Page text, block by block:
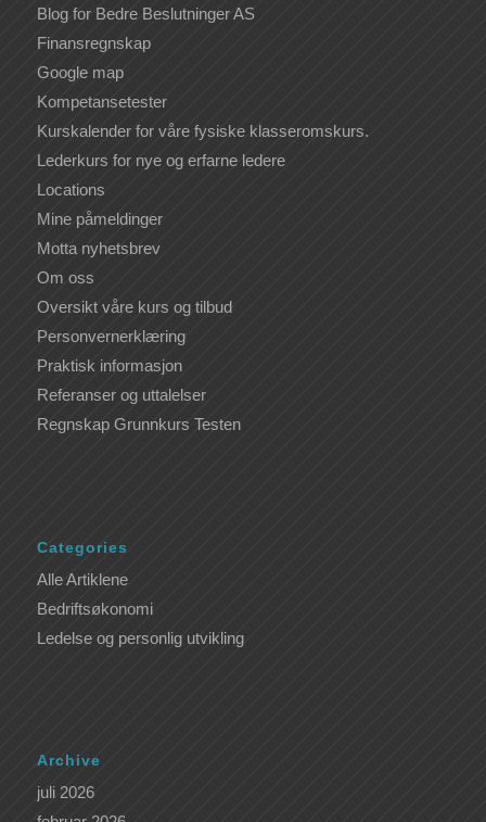
Blog for Bedre Beslutninger AS
Finansregnskap
Google map
Kompetansetester
Kurskalender for våre fysiske klasseromskurs.
Lederkurs for nye og erfarne ledere
Locations
Mine påmeldinger
Motta nyhetsbrev
Om oss
Oversikt våre kurs og tilbud
Personvernerklæring
Praktisk informasjon
Referanser og uttalelser
Regnskap Grunnkurs Testen
Categories
Alle Artiklene
Bedriftsøkonomi
Ledelse og personlig utvikling
Archive
juli 2026